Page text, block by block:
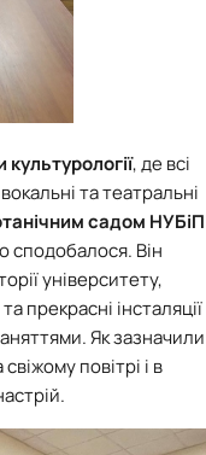
, де всі
та театральні
садом НУБіП
сподобалося. Він
університету,
прекрасні інсталяції
Як зазначили
повітрі і в